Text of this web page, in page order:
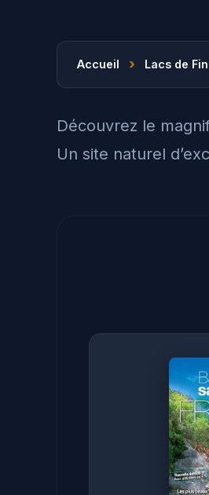
Accueil › Lacs de
Découvrez le
Un site naturel